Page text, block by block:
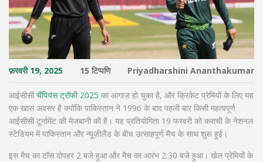
फ़रवरी 19, 2025 15 टिप्पणि Priyadharshini Ananthakumar
आईसीसी चैंपियंस ट्रॉफी 2025 का आगाज़ हो चुका है, और क्रिकेट प्रेमियों के लिए यह
एक खास अवसर है क्योंकि पाकिस्तान ने 1996 के बाद पहली बार किसी महत्वपूर्ण
आईसीसी टूर्नामेंट की मेजबानी की है। यह प्रतियोगिता 19 फरवरी को कराची के नेशनल
स्टेडियम में पाकिस्तान और न्यूज़ीलैंड के बीच उत्साहपूर्ण मैच के साथ शुरू हुई।
इस मैच का टॉस दोपहर 2 बजे हुआ और मैच का आरंभ 2:30 बजे हुआ। खेल प्रेमियों के